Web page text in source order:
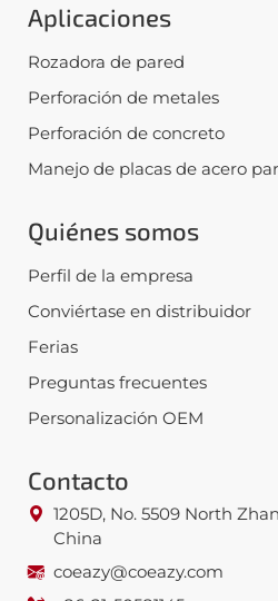
Aplicaciones
Rozadora de pared
Perforación de metales
Perforación de concreto
Manejo de placas de acero
Quiénes somos
Perfil de la empresa
Conviértase en distribuidor
Ferias
Preguntas frecuentes
Personalización OEM
Contacto
1205D, No. 5509 North
China
coeazy@coeazy.com